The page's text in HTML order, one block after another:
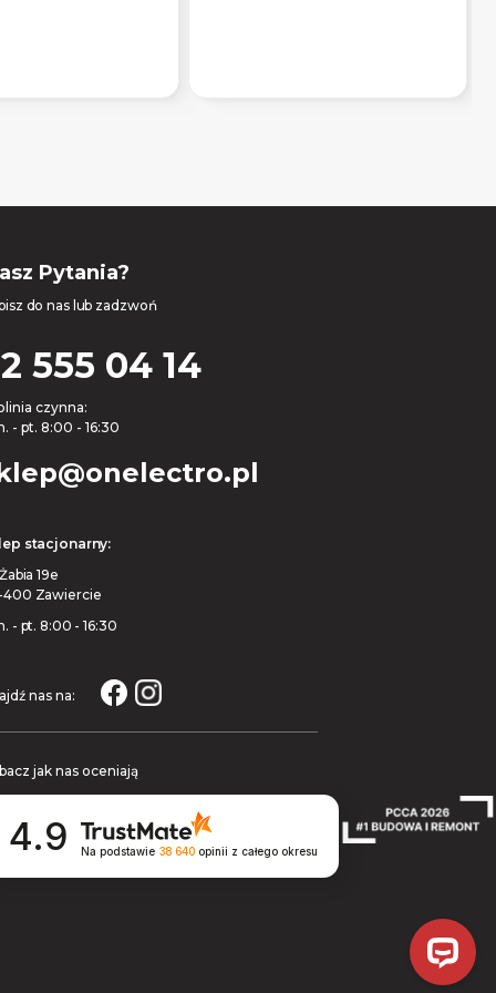
Pytania?
do nas lub zadzwoń
555 04 14
czynna:
- pt. 8:00 - 16:30
stacjonarny:
19e
400 Zawiercie
- pt. 8:00 - 16:30
nas na:
jak nas oceniają
4.9 Na podstawie 38 640opinii z całego okresu